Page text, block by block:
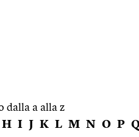
dalla a alla z
H I J K L M N O P